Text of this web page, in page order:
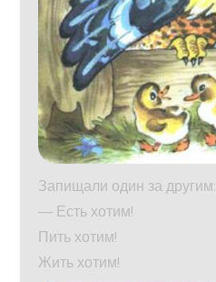
Запищали один за другим:
— Есть хотим!
Пить хотим!
Жить хотим!